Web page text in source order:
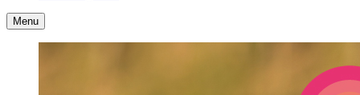
Accueil
Menu Contact